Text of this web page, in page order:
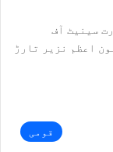
سینیٹ آف
اعظم نزیر تارڑ
قومی